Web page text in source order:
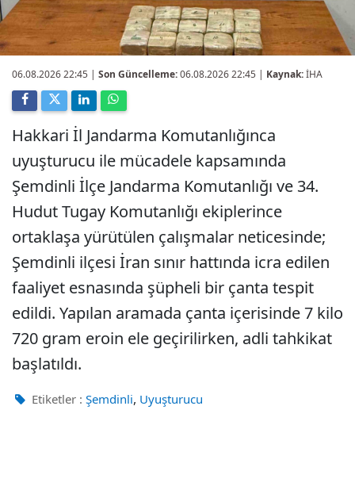
06.08.2026 22:45 | Son Güncelleme:06.08.2026 22:45 | Kaynak:İHA
Hakkari İl Jandarma Komutanlığınca
uyuşturucu ile mücadele kapsamında
Şemdinli İlçe Jandarma Komutanlığı ve 34.
Hudut Tugay Komutanlığı ekiplerince
ortaklaşa yürütülen çalışmalar neticesinde;
Şemdinli ilçesi İran sınır hattında icra edilen
faaliyet esnasında şüpheli bir çanta tespit
edildi. Yapılan aramada çanta içerisinde 7 kilo
720 gram eroin ele geçirilirken, adli tahkikat
başlatıldı.
Etiketler : Şemdinli, Uyuşturucu